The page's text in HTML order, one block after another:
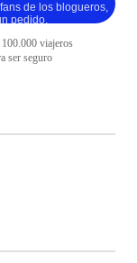
de los blogueros,
pedido.
viajeros
ser seguro